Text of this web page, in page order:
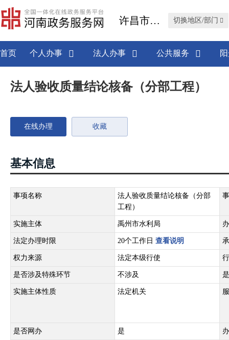
许昌市禹州市 切换地区/部门
首页 个人办事 法人办事 公共服务
法人验收质量结论核备（分部工程）
在线办理 收藏
基本信息
事项名称
法人验收质量结论核备（分部
工程）
实施主体 禹州市水利局
法定办理时限 20个工作日 查看说明
权力来源 法定本级行使
是否涉及特殊环节 不涉及
实施主体性质 法定机关
是否网办 是